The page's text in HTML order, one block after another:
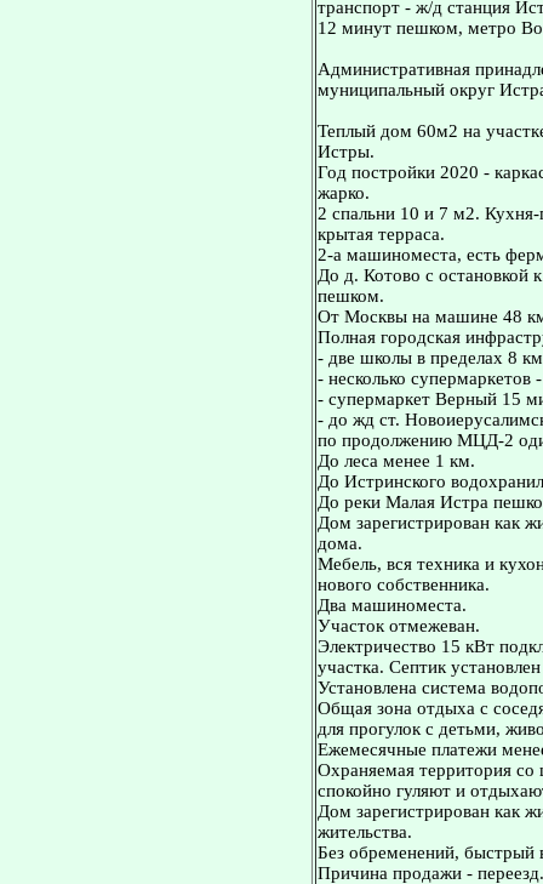
транспорт - ж/д станция
12 минут пешком, метро
Административная
муниципальный округ
Теплый дом 60м2 на
Истры.
Год постройки 2020 -
жарко.
2 спальни 10 и 7 м2.
крытая терраса.
2-а машиноместа, есть
До д. Котово с остановкой
пешком.
От Москвы на машине 48
Полная городская
- две школы в пределах 8
- несколько
- супермаркет Верный 15
- до жд ст.
по продолжению МЦД-2
До леса менее 1 км.
До Истринского
До реки Малая Истра
Дом зарегистрирован как
дома.
Мебель, вся техника и
нового собственника.
Два машиноместа.
Участок отмежеван.
Электричество 15 кВт
участка. Септик
Установлена система
Общая зона отдыха с
для прогулок с детьми,
Ежемесячные платежи
Охраняемая территория
спокойно гуляют и
Дом зарегистрирован как
жительства.
Без обременений, быстрый
Причина продажи - переезд.